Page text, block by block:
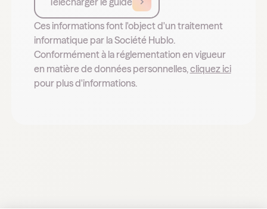
Ces informations font l'object d'un traitement
informatique par la Société Hublo.
Conformément à la réglementation en vigueur
en matière de données personnelles,cliquez ici
pour plus d'informations.